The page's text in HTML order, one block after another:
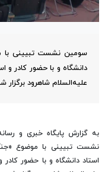
سومین نشست تبیینی با
دانشگاه و با حضور کادر و
علیه‌السلام شاهرود برگزار
به گزارش پایگاه خبری و
نشست تبیینی با موضوع
استاد دانشگاه و با حضور